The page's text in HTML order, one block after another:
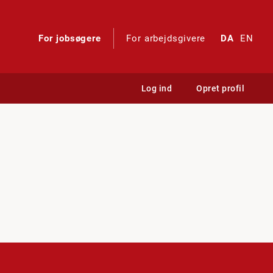
For jobsøgere For arbejdsgivere DA EN
Log ind Opret profil